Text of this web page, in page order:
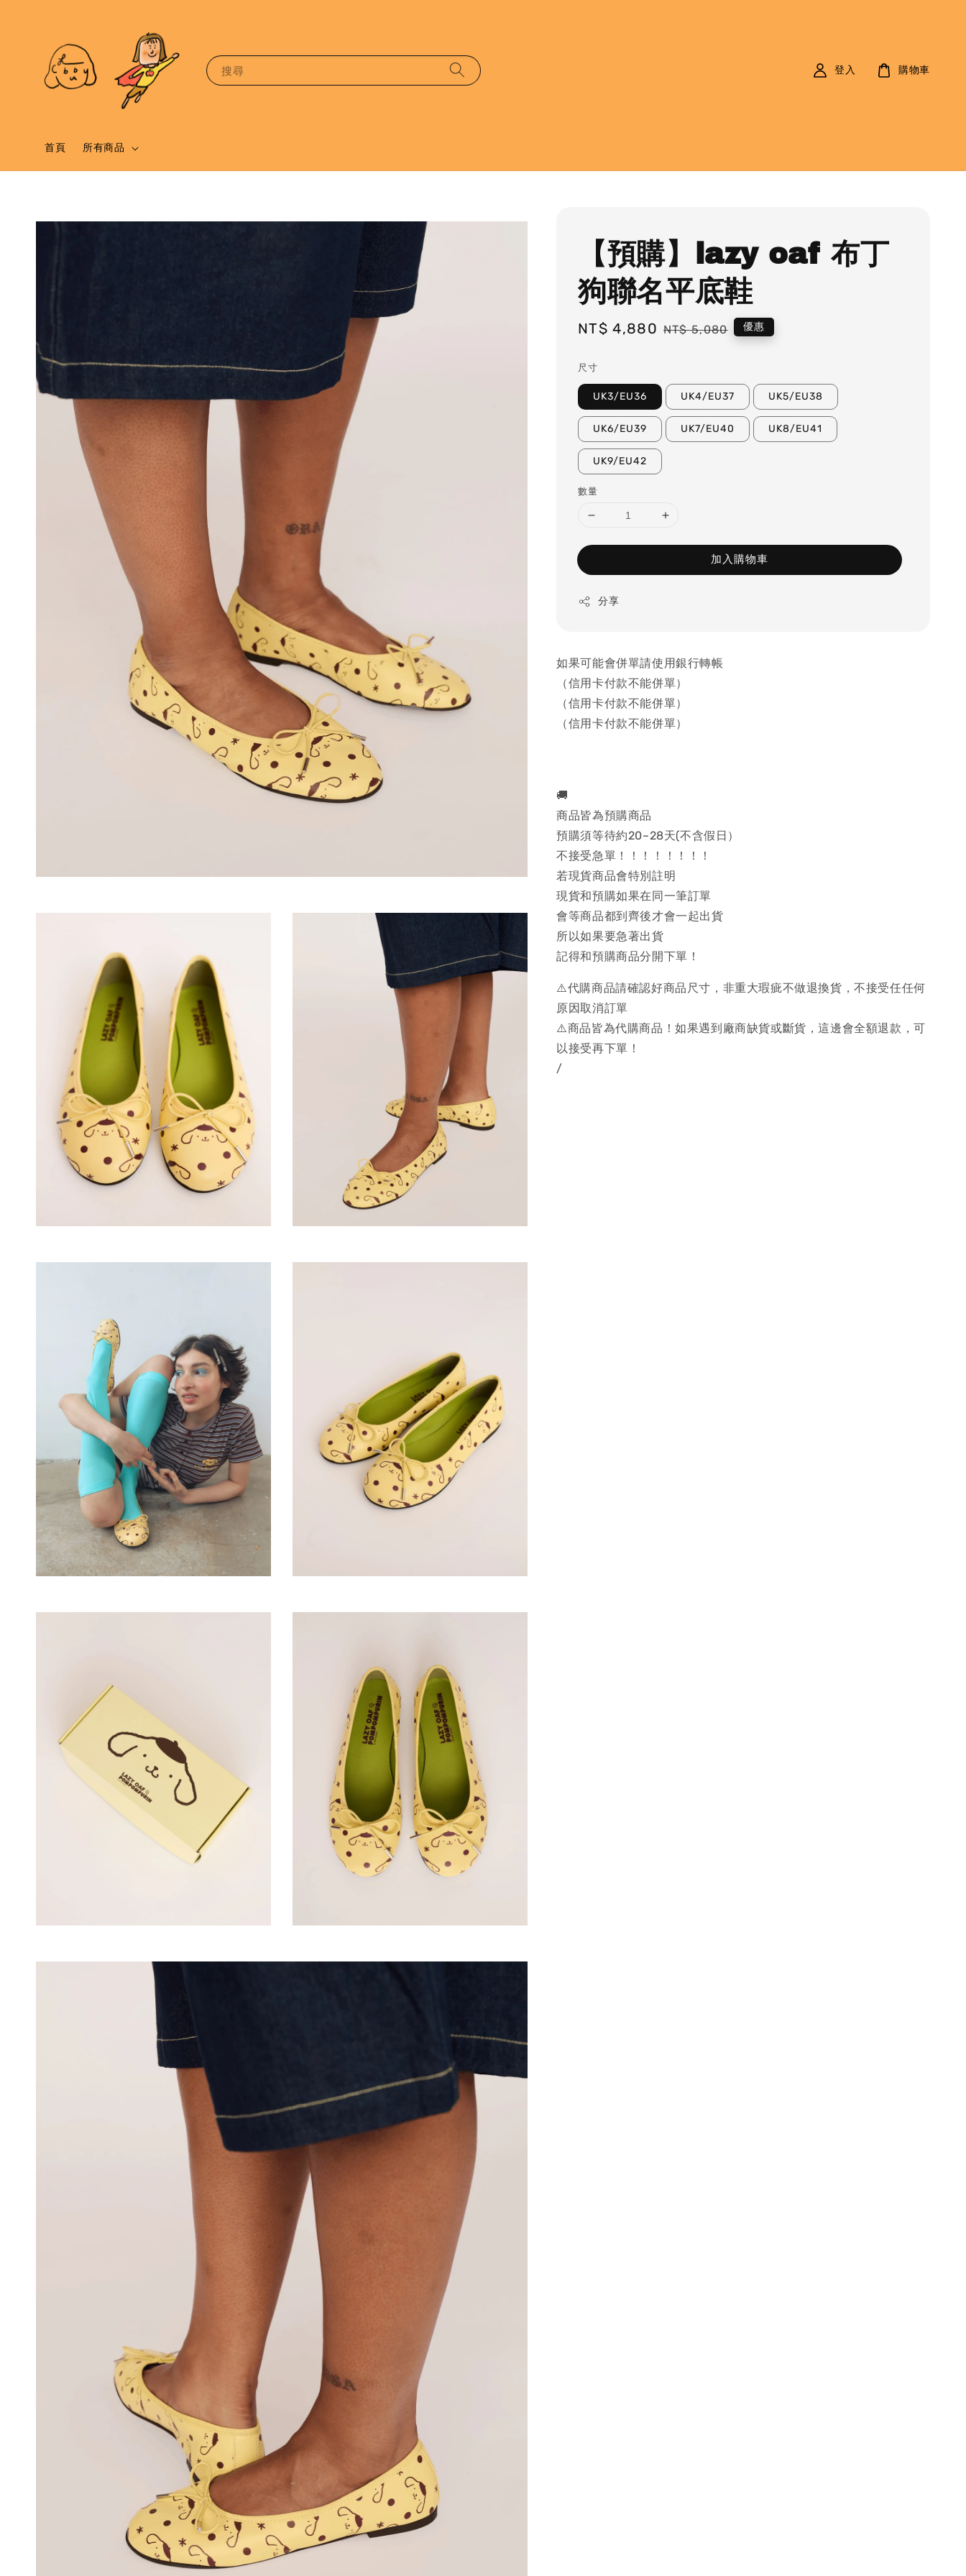
搜尋
首頁 所有商品
登入 購物車
【預購】lazy oaf 布丁
狗聯名平底鞋
Sale
NT$ 4,880 Regular
NT$ 5,080 優惠
尺寸
UK3/EU36 UK4/EU37 UK5/EU38
UK6/EU39 UK7/EU40 UK8/EU41
UK9/EU42
數量
加入購物車
分享
如果可能會併單請使用銀行轉帳
（信用卡付款不能併單）
（信用卡付款不能併單）
（信用卡付款不能併單）
🚚
商品皆為預購商品
預購須等待約20~28天(不含假日）
不接受急單！！！！！！！！
若現貨商品會特別註明
現貨和預購如果在同一筆訂單
會等商品都到齊後才會一起出貨
所以如果要急著出貨
記得和預購商品分開下單！
⚠️代購商品請確認好商品尺寸，非重大瑕疵不做退換貨，不接受任任何
原因取消訂單
⚠️商品皆為代購商品！如果遇到廠商缺貨或斷貨，這邊會全額退款，可
以接受再下單！
/